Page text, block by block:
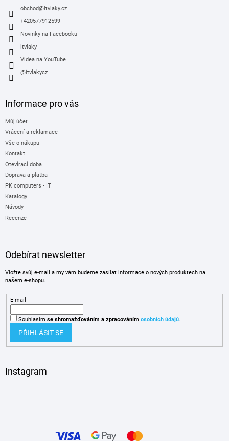
obchod@itvlaky.cz
+420577912599
Novinky na Facebooku
itvlaky
Videa na YouTube
@itvlakycz
Informace pro vás
Můj účet
Vrácení a reklamace
Vše o nákupu
Kontakt
Otevírací doba
Doprava a platba
PK computers - IT
Katalogy
Návody
Recenze
Odebírat newsletter
Vložte svůj e-mail a my vám budeme zasílat informace o nových produktech na
našem e-shopu.
E-mail
Souhlasím se shromažďováním a zpracováním osobních údajů.
PŘIHLÁSIT SE
Instagram